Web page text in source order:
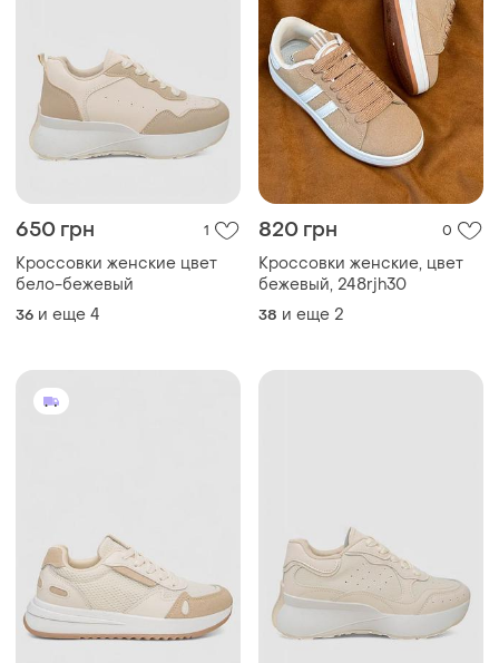
650 грн 1
Кроссовки женские цвет
бело-бежевый
36 и еще 4
820 грн 0
Кроссовки женские, цвет
бежевый, 248rjh30
38 и еще 2